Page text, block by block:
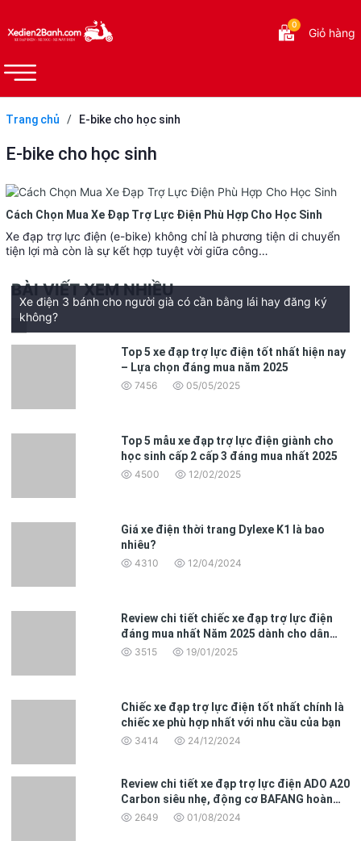
0
Giỏ hàng
Trang chủ / E-bike cho học sinh
E-bike cho học sinh
Cách Chọn Mua Xe Đạp Trợ Lực Điện Phù Hợp Cho Học Sinh
Xe đạp trợ lực điện (e-bike) không chỉ là phương tiện di chuyển
tiện lợi mà còn là sự kết hợp tuyệt vời giữa công…
BÀI VIẾT XEM NHIỀU
Xe điện 3 bánh cho người già có cần bằng lái hay đăng ký
không?
Top 5 xe đạp trợ lực điện tốt nhất hiện nay
– Lựa chọn đáng mua năm 2025
7456 05/05/2025
Top 5 mẫu xe đạp trợ lực điện giành cho
học sinh cấp 2 cấp 3 đáng mua nhất 2025
4500 12/02/2025
Giá xe điện thời trang Dylexe K1 là bao
nhiêu?
4310 12/04/2024
Review chi tiết chiếc xe đạp trợ lực điện
đáng mua nhất Năm 2025 dành cho dân
văn phòng
3515 19/01/2025
Chiếc xe đạp trợ lực điện tốt nhất chính là
chiếc xe phù hợp nhất với nhu cầu của bạn
3414 24/12/2024
Review chi tiết xe đạp trợ lực điện ADO A20
Carbon siêu nhẹ, động cơ BAFANG hoàn
toàn mới
2649 01/08/2024